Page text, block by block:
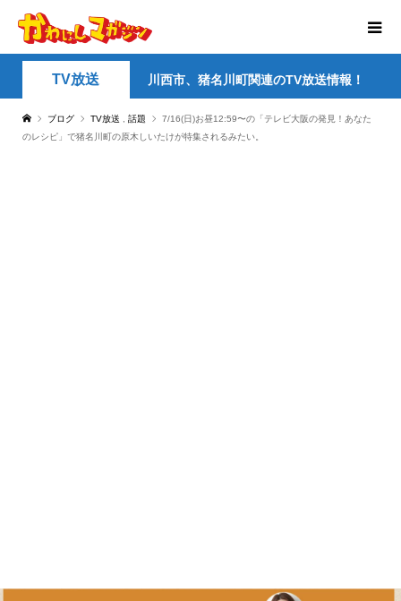
TV放送 川西市、猪名川町関連のTV放送情報！
ブログ TV放送 話題
7/16(日)お昼12:59〜の「テレビ大阪の発見！あなた
のレシピ」で猪名川町の原木しいたけが特集されるみたい。